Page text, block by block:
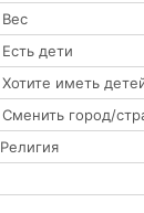
Вес
Есть дети
Хотите иметь
Сменить город/
Религия